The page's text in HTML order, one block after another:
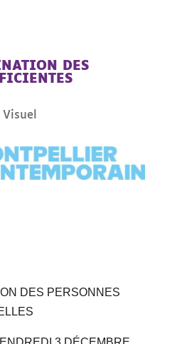
DES
Visuel
DES PERSONNES